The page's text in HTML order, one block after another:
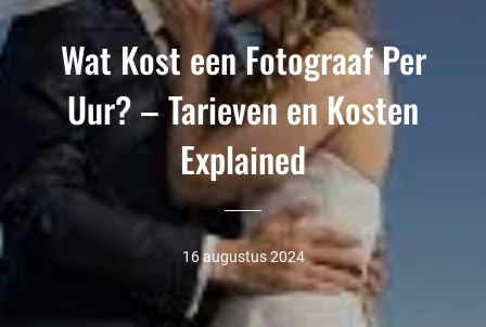
Wat Kost een Fotograaf Per
Uur? – Tarieven en Kosten
Explained
16 augustus 2024